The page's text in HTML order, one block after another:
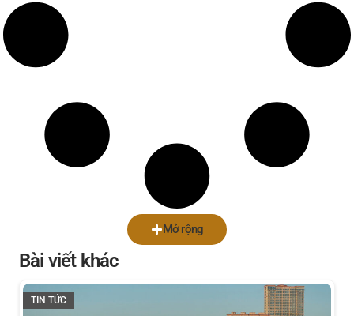
Mở rộng
Bài viết khác
TIN TỨC